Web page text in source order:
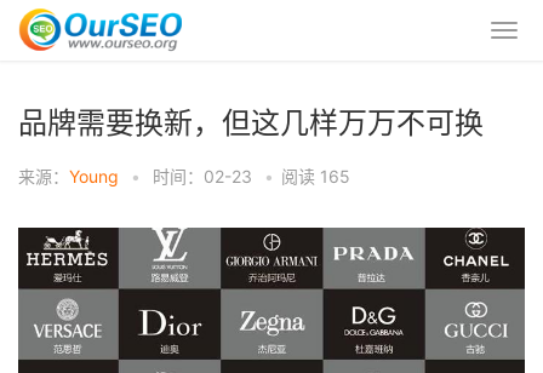
品牌需要换新，但这几样万万不可换
来源： Young • 时间：02-23 • 阅读 165